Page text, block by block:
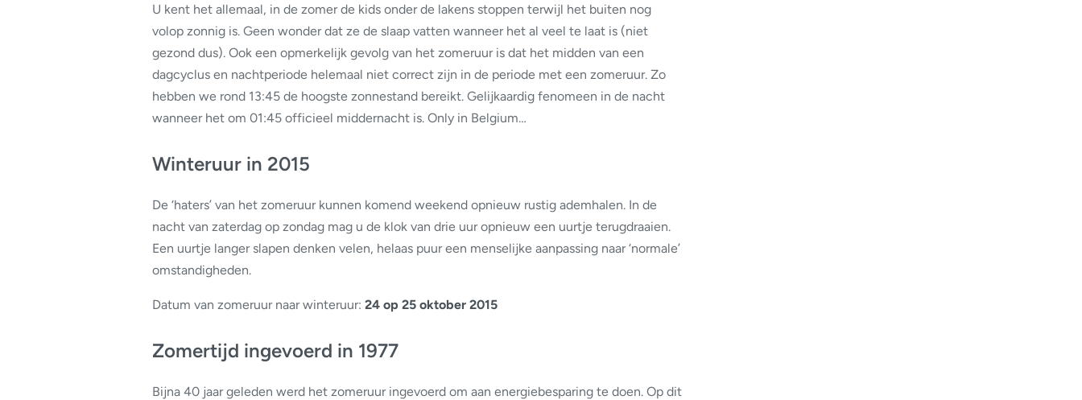
U kent het allemaal, in de zomer de kids onder de lakens stoppen terwijl het buiten nog
volop zonnig is. Geen wonder dat ze de slaap vatten wanneer het al veel te laat is (niet
gezond dus). Ook een opmerkelijk gevolg van het zomeruur is dat het midden van een
dagcyclus en nachtperiode helemaal niet correct zijn in de periode met een zomeruur. Zo
hebben we rond 13:45 de hoogste zonnestand bereikt. Gelijkaardig fenomeen in de nacht
wanneer het om 01:45 officieel middernacht is. Only in Belgium…
Winteruur in 2015
De ‘haters’ van het zomeruur kunnen komend weekend opnieuw rustig ademhalen. In de
nacht van zaterdag op zondag mag u de klok van drie uur opnieuw een uurtje terugdraaien.
Een uurtje langer slapen denken velen, helaas puur een menselijke aanpassing naar ‘normale’
omstandigheden.
Datum van zomeruur naar winteruur: 24 op 25 oktober 2015
Zomertijd ingevoerd in 1977
Bijna 40 jaar geleden werd het zomeruur ingevoerd om aan energiebesparing te doen. Op dit